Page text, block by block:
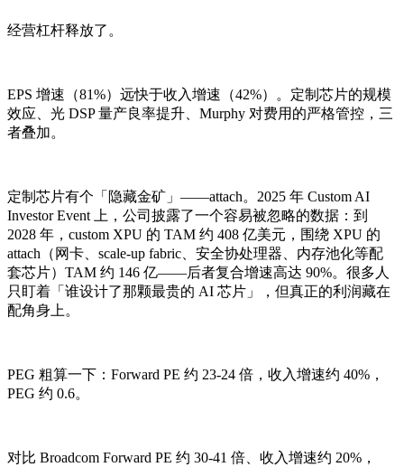
经营杠杆释放了。
EPS 增速（81%）远快于收入增速（42%）。定制芯片的规模
效应、光 DSP 量产良率提升、Murphy 对费用的严格管控，三
者叠加。
定制芯片有个「隐藏金矿」——attach。2025 年 Custom AI
Investor Event 上，公司披露了一个容易被忽略的数据：到
2028 年，custom XPU 的 TAM 约 408 亿美元，围绕 XPU 的
attach（网卡、scale-up fabric、安全协处理器、内存池化等配
套芯片）TAM 约 146 亿——后者复合增速高达 90%。很多人
只盯着「谁设计了那颗最贵的 AI 芯片」，但真正的利润藏在
配角身上。
PEG 粗算一下：Forward PE 约 23-24 倍，收入增速约 40%，
PEG 约 0.6。
对比 Broadcom Forward PE 约 30-41 倍、收入增速约 20%，